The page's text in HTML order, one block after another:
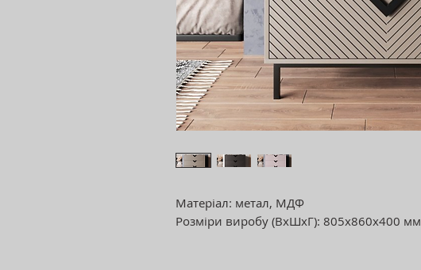
Матеріал: метал, МДФ
Розміри виробу (ВхШхГ): 805х860х400 мм